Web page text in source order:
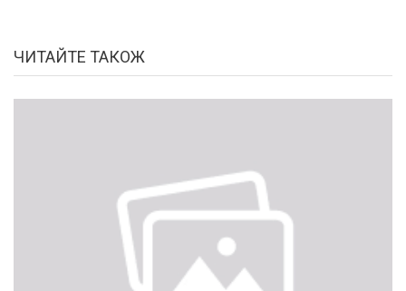
ЧИТАЙТЕ ТАКОЖ